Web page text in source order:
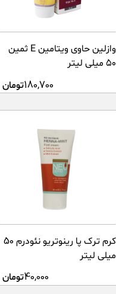
وازلین حاوی ویتامین E ثمین
۵۰ میلی لیتر
180,700تومان
کرم ترک پا رینوتریو نئودرم 50
میلی لیتر
40,000تومان